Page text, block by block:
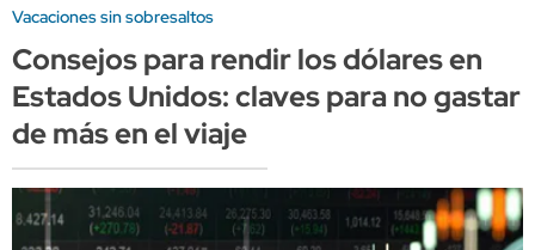
Vacaciones sin sobresaltos
Consejos para rendir los dólares en
Estados Unidos: claves para no gastar
de más en el viaje